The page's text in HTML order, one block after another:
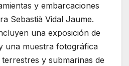
y embarcaciones
Sebastià Vidal Jaume.
una exposición de
una muestra fotográfica
y submarinas de